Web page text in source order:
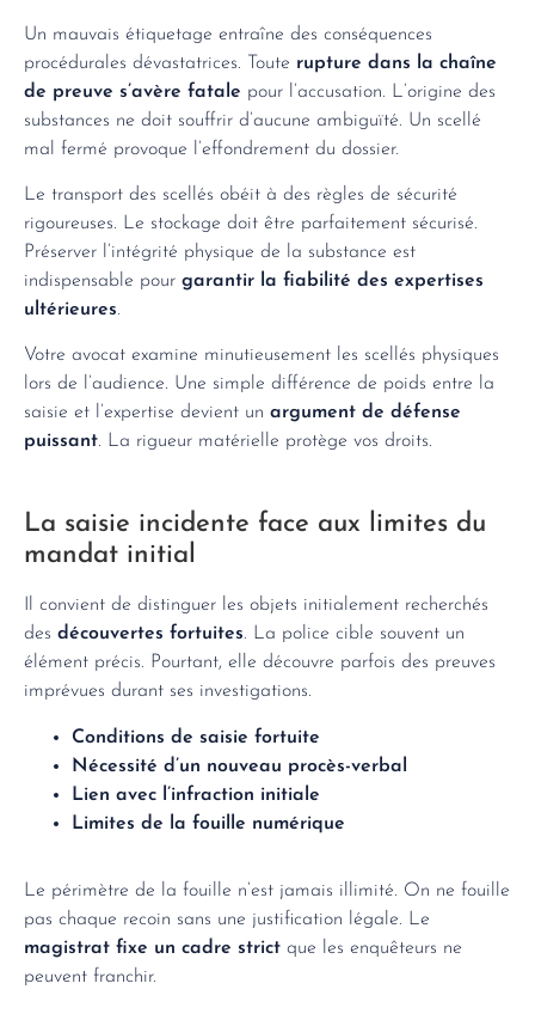
Un mauvais étiquetage entraîne des conséquences
procédurales dévastatrices. Toute rupture dans la chaîne
de preuve s’avère fatale pour l’accusation. L’origine des
substances ne doit souffrir d’aucune ambiguïté. Un scellé
mal fermé provoque l’effondrement du dossier.
Le transport des scellés obéit à des règles de sécurité
rigoureuses. Le stockage doit être parfaitement sécurisé.
Préserver l’intégrité physique de la substance est
indispensable pour garantir la fiabilité des expertises
ultérieures.
Votre avocat examine minutieusement les scellés physiques
lors de l’audience. Une simple différence de poids entre la
saisie et l’expertise devient un argument de défense
puissant. La rigueur matérielle protège vos droits.
La saisie incidente face aux limites du
mandat initial
Il convient de distinguer les objets initialement recherchés
des découvertes fortuites. La police cible souvent un
élément précis. Pourtant, elle découvre parfois des preuves
imprévues durant ses investigations.
Conditions de saisie fortuite
Nécessité d’un nouveau procès-verbal
Lien avec l’infraction initiale
Limites de la fouille numérique
Le périmètre de la fouille n’est jamais illimité. On ne fouille
pas chaque recoin sans une justification légale. Le
magistrat fixe un cadre strict que les enquêteurs ne
peuvent franchir.